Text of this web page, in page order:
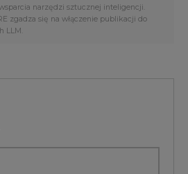
narzędzi sztucznej inteligencji.
zgadza się na włączenie publikacji do
LLM.